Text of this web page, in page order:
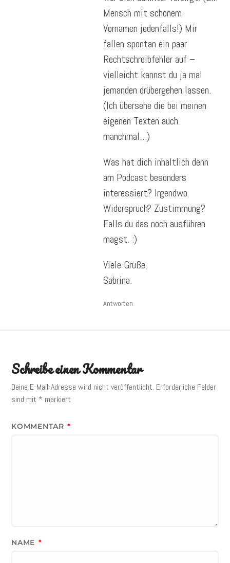
Mensch mit schönem
Vornamen jedenfalls!) Mir
fallen spontan ein paar
Rechtschreibfehler auf –
vielleicht kannst du ja mal
jemanden drübergehen lassen.
(Ich übersehe die bei meinen
eigenen Texten auch
manchmal…)
Was hat dich inhaltlich denn
am Podcast besonders
interessiert? Irgendwo
Widerspruch? Zustimmung?
Falls du das noch ausführen
magst. :)
Viele Grüße,
Sabrina.
Antworten
Schreibe einen Kommentar
Deine E-Mail-Adresse wird nicht veröffentlicht. Erforderliche Felder
sind mit * markiert
KOMMENTAR *
NAME *